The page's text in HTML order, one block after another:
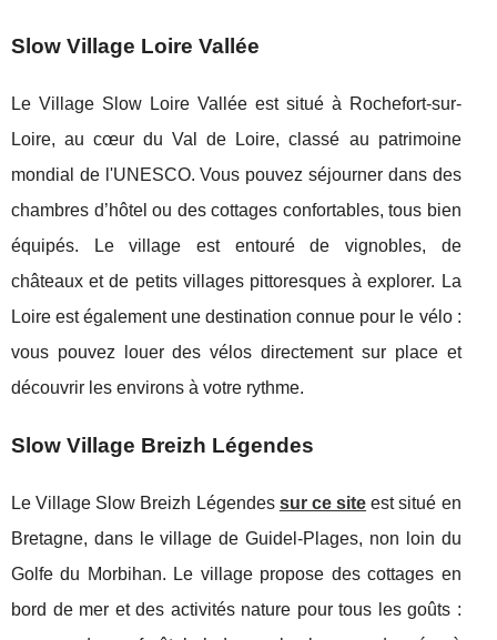
Slow Village Loire Vallée
Le Village Slow Loire Vallée est situé à Rochefort-sur-
Loire, au cœur du Val de Loire, classé au patrimoine
mondial de l'UNESCO. Vous pouvez séjourner dans des
chambres d’hôtel ou des cottages confortables, tous bien
équipés. Le village est entouré de vignobles, de
châteaux et de petits villages pittoresques à explorer. La
Loire est également une destination connue pour le vélo :
vous pouvez louer des vélos directement sur place et
découvrir les environs à votre rythme.
Slow Village Breizh Légendes
Le Village Slow Breizh Légendes sur ce site est situé en
Bretagne, dans le village de Guidel-Plages, non loin du
Golfe du Morbihan. Le village propose des cottages en
bord de mer et des activités nature pour tous les goûts :